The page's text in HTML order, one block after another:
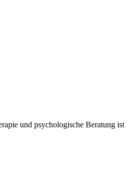
und psychologische Beratung ist